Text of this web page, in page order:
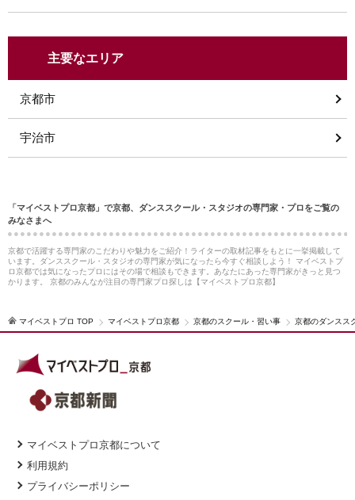
主要なエリア
京都市
宇治市
「マイベストプロ京都」で京都、ダンススクール・スタジオの専門家・プロをご覧の
みなさまへ
京都で活躍する専門家のこだわりや魅力をご紹介！ライターの取材記事をもとに一挙掲載して
います。ダンススクール・スタジオの専門家が気になったら今すぐ相談しよう！ マイベストプ
ロ京都では気になったプロにはその場で相談もできます。あなたにあった専門家がきっと見つ
かります。 京都のみんなが注目の専門家プロ探しは【マイベストプロ京都】
マイベストプロ TOP マイベストプロ京都 京都のスクール・習い事 京都のダンスス
マイベストプロ京都について
利用規約
プライバシーポリシー